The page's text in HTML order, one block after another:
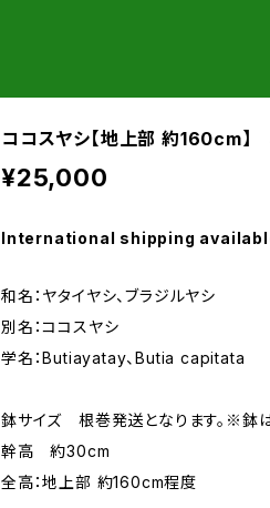
ココスヤシ【地上部 約160cm
¥25,000
International shipping
和名：ヤタイヤシ、ブラジルヤシ
別名：ココスヤシ
学名：Butiayatay、Butia capitata
鉢サイズ 根巻発送となります。※鉢は
幹高 約30cm
全高：地上部 約160cm程度